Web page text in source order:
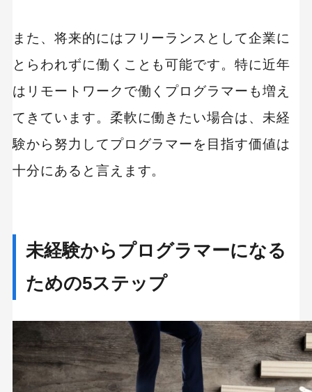
キーワードから記事を検索
カテゴリーから記事を検索
検索する
人気のキーワード
副業
初心者 iOSアプリ
また、将来的にはフリーランスとして企業に
とらわれずに働くことも可能です。特に近年
はリモートワークで働くプログラマーも増え
てきています。柔軟に働きたい場合は、未経
験から努力してプログラマーを目指す価値は
十分にあると言えます。
未経験からプログラマーになる
ための5ステップ